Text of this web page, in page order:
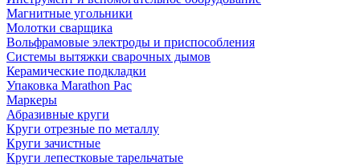
Магнитные угольники
Молотки сварщика
Вольфрамовые электроды и приспособления
Системы вытяжки сварочных дымов
Керамические подкладки
Упаковка Marathon Pac
Маркеры
Абразивные круги
Круги отрезные по металлу
Круги зачистные
Круги лепестковые тарельчатые